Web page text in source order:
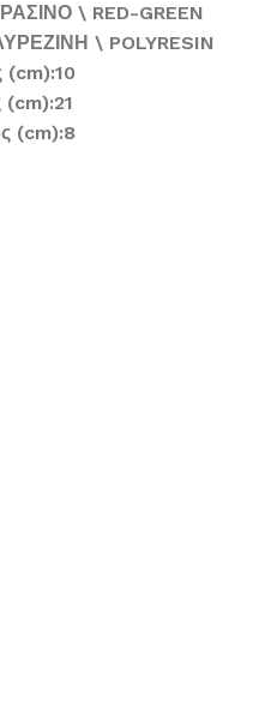
\ RED-GREEN
\ POLYRESIN
(cm):10
21
(cm):8